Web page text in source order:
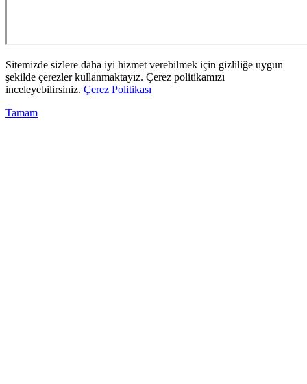
Sitemizde sizlere daha iyi hizmet verebilmek için gizliliğe uygun
şekilde çerezler kullanmaktayız. Çerez politikamızı
inceleyebilirsiniz. Çerez Politikası
Tamam